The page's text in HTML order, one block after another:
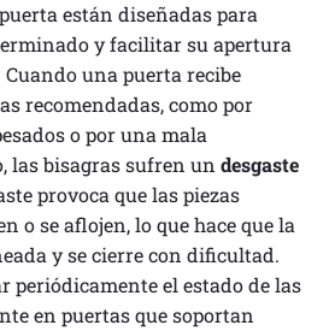
g
o
z
a
están diseñadas para
y facilitar su apertura
una puerta recibe
recomendadas, como por
o por una mala
las bisagras sufren un desgaste
provoca que las piezas
o se aflojen, lo que hace que la
y se cierre con dificultad.
periódicamente el estado de las
en puertas que soportan